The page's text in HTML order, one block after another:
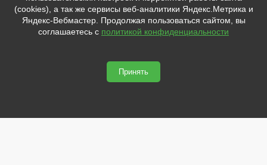
помочь вам. Напишите мне,
если у вас появятся вопросы.
svetled53.ru © 2026
Адрес:
sale@svetled53.ru
(cookies), а так же сервисы веб-аналитики Яндекс.Метрика и
Яндекс-Вебмастер. Продолжая пользоваться сайтом, вы
соглашаетесь с политикой конфиденциальности
Принять